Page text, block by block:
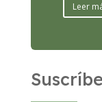
Leer